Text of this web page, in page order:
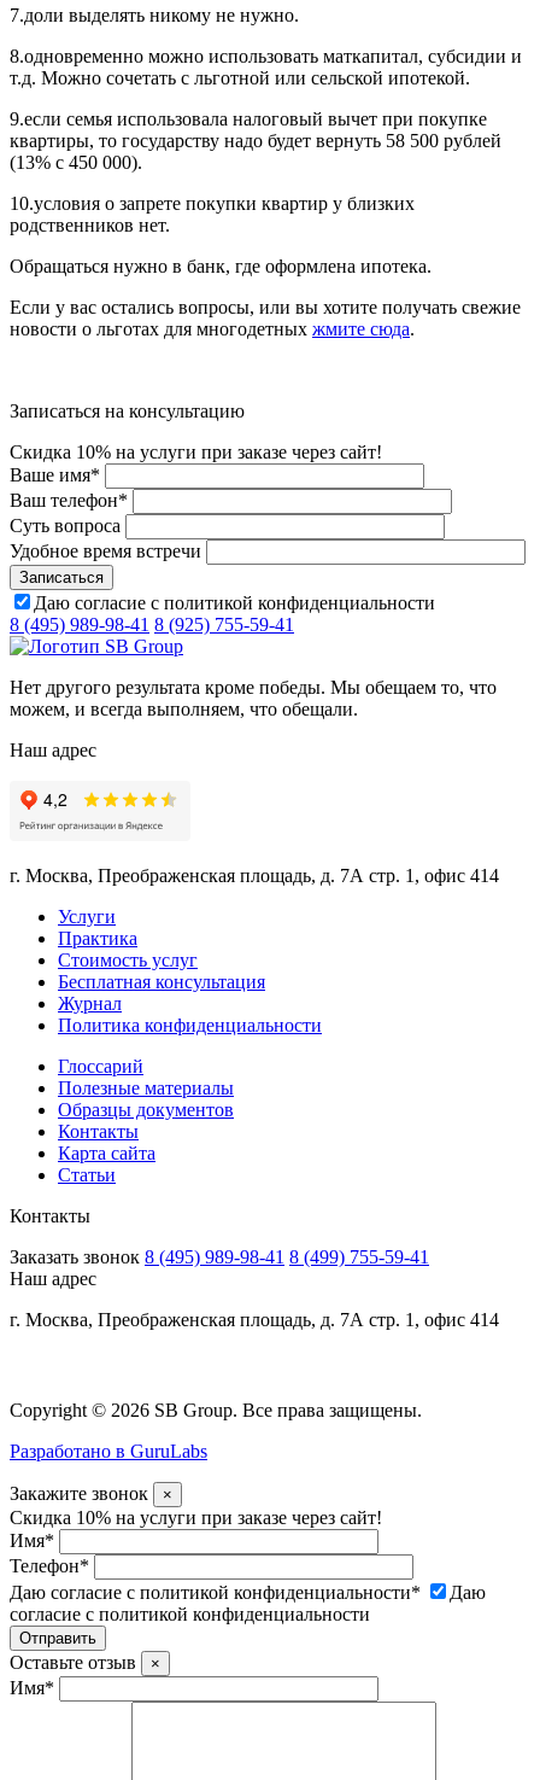
7.доли выделять никому не нужно.
8.одновременно можно использовать маткапитал, субсидии и
т.д. Можно сочетать с льготной или сельской ипотекой.
9.если семья использовала налоговый вычет при покупке
квартиры, то государству надо будет вернуть 58 500 рублей
(13% с 450 000).
10.условия о запрете покупки квартир у близких
родственников нет.
Обращаться нужно в банк, где оформлена ипотека.
Если у вас остались вопросы, или вы хотите получать свежие
новости о льготах для многодетных жмите сюда.
Записаться на консультацию
Скидка 10% на услуги при заказе через сайт!
Ваше имя*
Ваш телефон*
Суть вопроса
Удобное время встречи
Даю согласие с политикой конфиденциальности
8 (495) 989-98-41 8 (925) 755-59-41
Нет другого результата кроме победы. Мы обещаем то, что
можем, и всегда выполняем, что обещали.
Наш адрес
г. Москва, Преображенская площадь, д. 7А стр. 1, офис 414
Услуги
Практика
Стоимость услуг
Бесплатная консультация
Журнал
Политика конфиденциальности
Глоссарий
Полезные материалы
Образцы документов
Контакты
Карта сайта
Статьи
Контакты
Заказать звонок 8 (495) 989-98-41 8 (499) 755-59-41
Наш адрес
г. Москва, Преображенская площадь, д. 7А стр. 1, офис 414
Copyright © 2026 SB Group. Все права защищены.
Разработано в GuruLabs
Закажите звонок ×
Скидка 10% на услуги при заказе через сайт!
Имя*
Телефон*
Даю согласие с политикой конфиденциальности*
Даю
согласие с политикой конфиденциальности
Оставьте отзыв ×
Имя*